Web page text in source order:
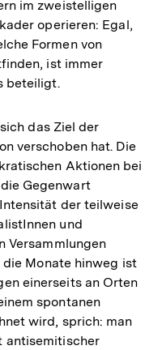
im zweistelligen
operieren: Egal,
Formen von
ist immer
beteiligt.
das Ziel der
verschoben hat. Die
Aktionen bei
Gegenwart
der teilweise
und
Versammlungen
Monate hinweg ist
einerseits an Orten
spontanen
wird, sprich: man
antisemitischer